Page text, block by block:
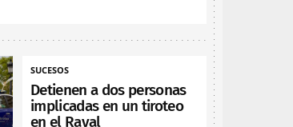
SUCESOS
Detienen a dos personas
implicadas en un tiroteo
en el Raval